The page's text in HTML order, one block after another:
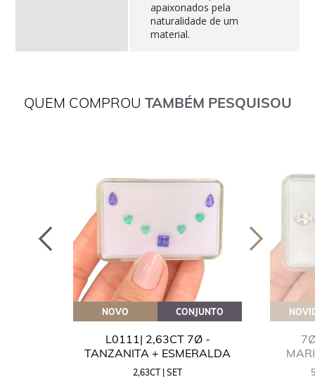
apaixonados pela
naturalidade de um
material.
QUEM COMPROU TAMBÉM PESQUISOU
NOVO CONJUNTO
L0111| 2,63CT 7Ø -
TANZANITA + ESMERALDA
2,63CT | SET